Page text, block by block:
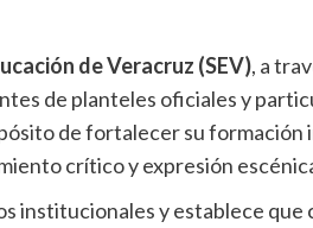
de Veracruz (SEV), a
de planteles oficiales y
de fortalecer su formación
crítico y expresión
institucionales y establece que